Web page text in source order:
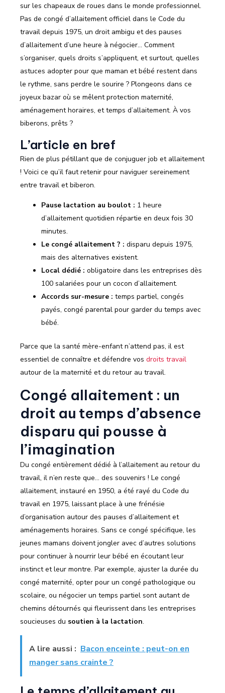
sur les chapeaux de roues dans le monde professionnel.
Pas de congé d’allaitement officiel dans le Code du
travail depuis 1975, un droit ambigu et des pauses
d’allaitement d’une heure à négocier… Comment
s’organiser, quels droits s’appliquent, et surtout, quelles
astuces adopter pour que maman et bébé restent dans
le rythme, sans perdre le sourire ? Plongeons dans ce
joyeux bazar où se mêlent protection maternité,
aménagement horaires, et temps d’allaitement. À vos
biberons, prêts ?
L’article en bref
Rien de plus pétillant que de conjuguer job et allaitement
! Voici ce qu’il faut retenir pour naviguer sereinement
entre travail et biberon.
Pause lactation au boulot : 1 heure
d’allaitement quotidien répartie en deux fois 30
minutes.
Le congé allaitement ? : disparu depuis 1975,
mais des alternatives existent.
Local dédié : obligatoire dans les entreprises dès
100 salariées pour un cocon d’allaitement.
Accords sur-mesure : temps partiel, congés
payés, congé parental pour garder du temps avec
bébé.
Parce que la santé mère-enfant n’attend pas, il est
essentiel de connaître et défendre vos droits travail
autour de la maternité et du retour au travail.
Congé allaitement : un
droit au temps d’absence
disparu qui pousse à
l’imagination
Du congé entièrement dédié à l’allaitement au retour du
travail, il n’en reste que… des souvenirs ! Le congé
allaitement, instauré en 1950, a été rayé du Code du
travail en 1975, laissant place à une frénésie
d’organisation autour des pauses d’allaitement et
aménagements horaires. Sans ce congé spécifique, les
jeunes mamans doivent jongler avec d’autres solutions
pour continuer à nourrir leur bébé en écoutant leur
instinct et leur montre. Par exemple, ajuster la durée du
congé maternité, opter pour un congé pathologique ou
scolaire, ou négocier un temps partiel sont autant de
chemins détournés qui fleurissent dans les entreprises
soucieuses du soutien à la lactation.
A lire aussi : Bacon enceinte : peut-on en
manger sans crainte ?